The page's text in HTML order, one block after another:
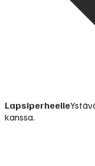
Lapsiperheelle
kanssa.